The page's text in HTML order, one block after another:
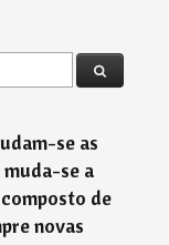
se as
se a
de
novas